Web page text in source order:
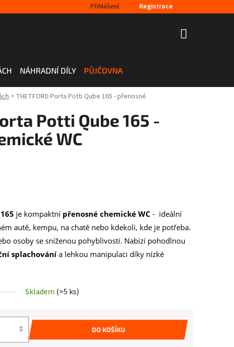
Přihlášení Registrace
NÁHRADNÍ DÍLY PŮJČOVNA
> THETFORD Porta Potti Qube 165 - přenosné
Potti Qube 165 -
WC
je kompaktní přenosné chemické WC - ideální
autě, kempu, na chatě nebo kdekoli, kde je potřeba.
osoby se sníženou pohyblivostí. Nabízí pohodlnou
splachování a lehkou manipulaci díky nízké
Skladem (>5 ks)
DO KOŠÍKU